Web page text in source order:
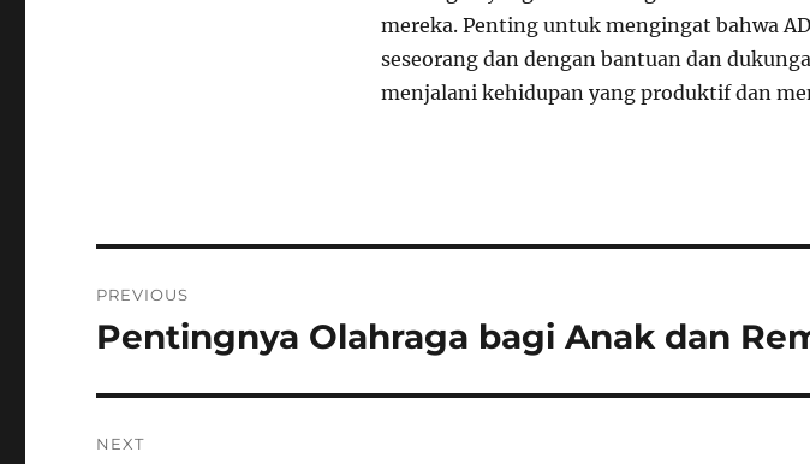
mereka. Penting untuk mengingat bahwa
seseorang dan dengan bantuan dan
menjalani kehidupan yang produktif dan
pos
PREVIOUS
Previous
Pentingnya Olahraga bagi Anak dan
NEXT